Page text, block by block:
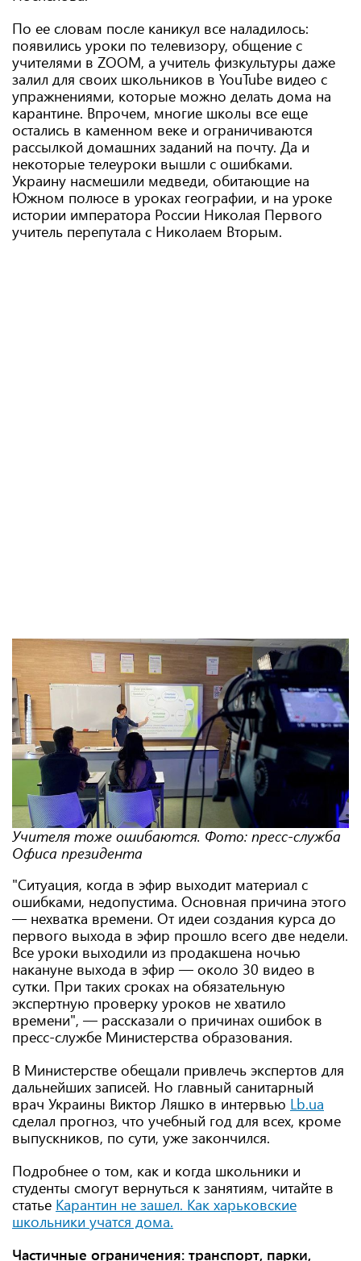
По ее словам после каникул все наладилось:
появились уроки по телевизору, общение с
учителями в ZOOM, а учитель физкультуры даже
залил для своих школьников в YouTube видео с
упражнениями, которые можно делать дома на
карантине. Впрочем, многие школы все еще
остались в каменном веке и ограничиваются
рассылкой домашних заданий на почту. Да и
некоторые телеуроки вышли с ошибками.
Украину насмешили медведи, обитающие на
Южном полюсе в уроках географии, и на уроке
истории императора России Николая Первого
учитель перепутала с Николаем Вторым.
Учителя тоже ошибаются. Фото: пресс-служба
Офиса президента
"Ситуация, когда в эфир выходит материал с
ошибками, недопустима. Основная причина этого
— нехватка времени. От идеи создания курса до
первого выхода в эфир прошло всего две недели.
Все уроки выходили из продакшена ночью
накануне выхода в эфир — около 30 видео в
сутки. При таких сроках на обязательную
экспертную проверку уроков не хватило
времени", — рассказали о причинах ошибок в
пресс-службе Министерства образования.
В Министерстве обещали привлечь экспертов для
дальнейших записей. Но главный санитарный
врач Украины Виктор Ляшко в интервью Lb.ua
сделал прогноз, что учебный год для всех, кроме
выпускников, по сути, уже закончился.
Подробнее о том, как и когда школьники и
студенты смогут вернуться к занятиям, читайте в
статье Карантин не зашел. Как харьковские
школьники учатся дома.
Частичные ограничения: транспорт, парки,